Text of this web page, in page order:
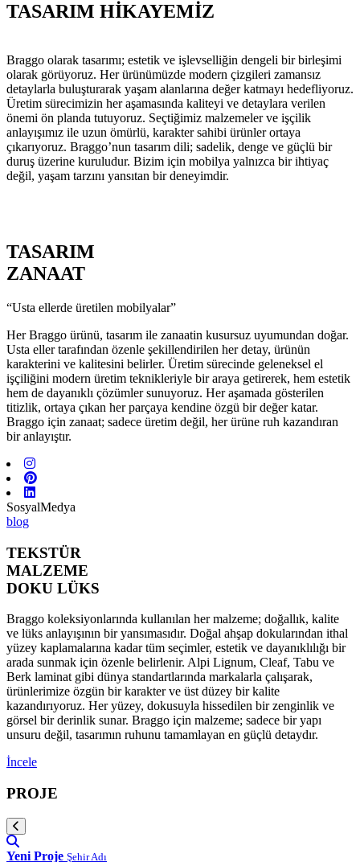
TASARIM HİKAYEMİZ
Braggo olarak tasarımı; estetik ve işlevselliğin dengeli bir birleşimi
olarak görüyoruz. Her ürünümüzde modern çizgileri zamansız
detaylarla buluşturarak yaşam alanlarına değer katmayı hedefliyoruz.
Üretim sürecimizin her aşamasında kaliteyi ve detaylara verilen
önemi ön planda tutuyoruz. Seçtiğimiz malzemeler ve işçilik
anlayışımız ile uzun ömürlü, karakter sahibi ürünler ortaya
çıkarıyoruz. Braggo’nun tasarım dili; sadelik, denge ve güçlü bir
duruş üzerine kuruludur. Bizim için mobilya yalnızca bir ihtiyaç
değil, yaşam tarzını yansıtan bir deneyimdir.
TASARIM
ZANAAT
“Usta ellerde üretilen mobilyalar”
Her Braggo ürünü, tasarım ile zanaatin kusursuz uyumundan doğar.
Usta eller tarafından özenle şekillendirilen her detay, ürünün
karakterini ve kalitesini belirler. Üretim sürecinde geleneksel el
işçiliğini modern üretim teknikleriyle bir araya getirerek, hem estetik
hem de dayanıklı çözümler sunuyoruz. Her aşamada gösterilen
titizlik, ortaya çıkan her parçaya kendine özgü bir değer katar.
Braggo için zanaat; sadece üretim değil, her ürüne ruh kazandıran
bir anlayıştır.
SosyalMedya
blog
TEKSTÜR
MALZEME
DOKU LÜKS
Braggo koleksiyonlarında kullanılan her malzeme; doğallık, kalite
ve lüks anlayışının bir yansımasıdır. Doğal ahşap dokularından ithal
yüzey kaplamalarına kadar tüm seçimler, estetik ve dayanıklılığı bir
arada sunmak için özenle belirlenir. Alpi Lignum, Cleaf, Tabu ve
Berk laminat gibi dünya standartlarında markalarla çalışarak,
ürünlerimize özgün bir karakter ve üst düzey bir kalite
kazandırıyoruz. Her yüzey, dokusuyla hissedilen bir zenginlik ve
görsel bir derinlik sunar. Braggo için malzeme; sadece bir yapı
unsuru değil, tasarımın ruhunu tamamlayan en güçlü detaydır.
İncele
PROJE
Yeni Proje Şehir Adı